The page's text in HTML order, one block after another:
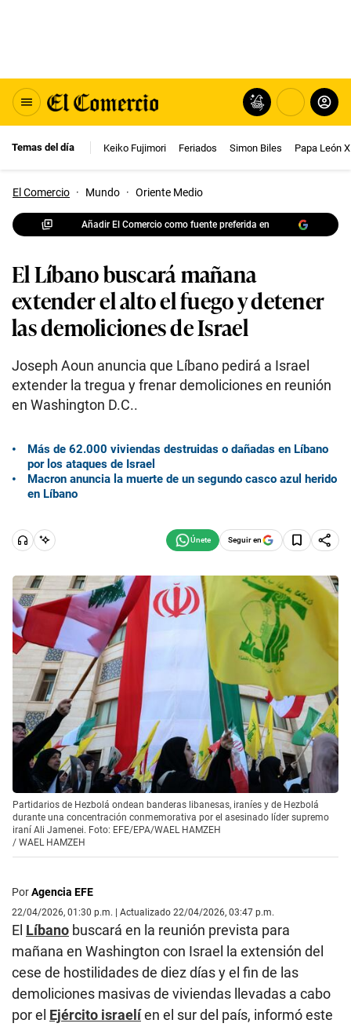
Temas del día Keiko Fujimori Feriados Simon Biles Papa León
El Comercio · Mundo · Oriente Medio
Añadir El Comercio como fuente preferida en
El Líbano buscará mañana
extender el alto el fuego y detener
las demoliciones de Israel
Joseph Aoun anuncia que Líbano pedirá a Israel
extender la tregua y frenar demoliciones en reunión
en Washington D.C..
Más de 62.000 viviendas destruidas o dañadas en Líbano
por los ataques de Israel
Macron anuncia la muerte de un segundo casco azul herido
en Líbano
Seguir en
Partidarios de Hezbolá ondean banderas libanesas, iraníes y de Hezbolá
durante una concentración conmemorativa por el asesinado líder supremo
iraní Ali Jamenei. Foto: EFE/EPA/WAEL HAMZEH
/ WAEL HAMZEH
PorAgencia EFE
22/04/2026, 01:30 p.m. | Actualizado 22/04/2026, 03:47 p.m.
El Líbano buscará en la reunión prevista para
mañana en Washington con Israel la extensión del
cese de hostilidades de diez días y el fin de las
demoliciones masivas de viviendas llevadas a cabo
por el Ejército israelíen el sur del país, informó este